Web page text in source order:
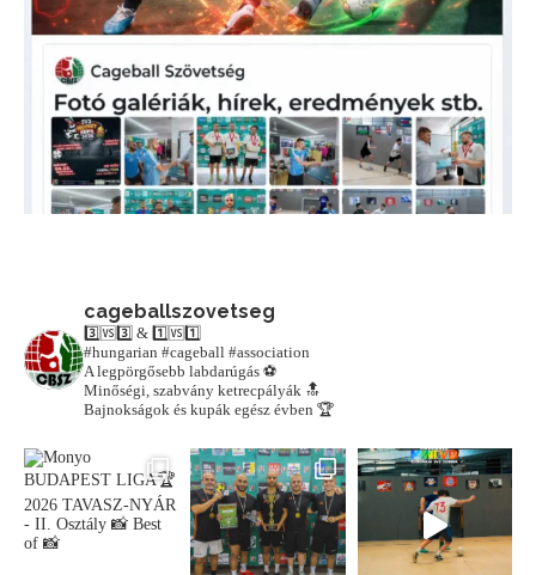
cageballszovetseg
3️⃣🆚3️⃣ & 1️⃣🆚1️⃣
#hungarian #cageball #association
A legpörgősebb labdarúgás ⚽️
Minőségi, szabvány ketrecpályák 🔝
Bajnokságok és kupák egész évben 🏆